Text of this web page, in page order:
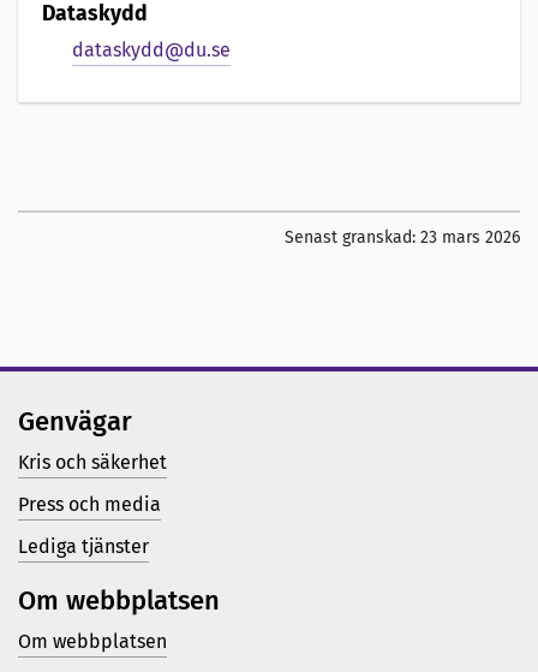
Dataskydd
dataskydd@du.se
Senast granskad: 23 mars 2026
Genvägar
Kris och säkerhet
Press och media
Lediga tjänster
Om webbplatsen
Om webbplatsen